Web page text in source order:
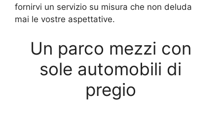
fornirvi un servizio su misura che non deluda
mai le vostre aspettative.
Un parco mezzi con
sole automobili di
pregio